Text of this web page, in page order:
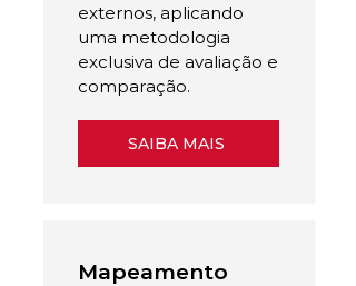
externos, aplicando
uma metodologia
exclusiva de avaliação e
comparação.
SAIBA MAIS
Mapeamento